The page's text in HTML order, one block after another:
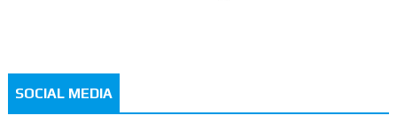
SOCIAL MEDIA